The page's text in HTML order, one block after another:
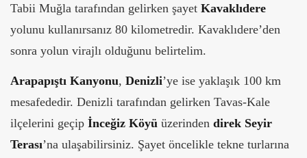
Tabii Muğla tarafından gelirken şayet Kavaklıdere
yolunu kullanırsanız 80 kilometredir. Kavaklıdere’den
sonra yolun virajlı olduğunu belirtelim.
Arapapıştı Kanyonu, Denizli’ye ise yaklaşık 100 km
mesafededir. Denizli tarafından gelirken Tavas-Kale
ilçelerini geçip İnceğiz Köyü üzerinden direk Seyir
Terası’na ulaşabilirsiniz. Şayet öncelikle tekne turlarına